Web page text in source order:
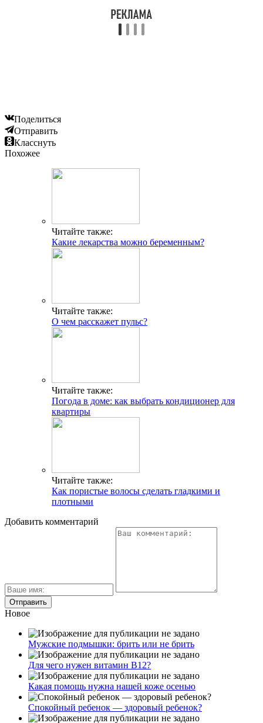
Поделиться
Отправить
Класснуть
Похожее
Читайте также:
Какие лекарства можно беременным?
Читайте также:
О чем расскажет пульс?
Читайте также:
Погода в доме: как выбрать кондиционер для
квартиры
Читайте также:
Как пористые волосы сделать гладкими и
плотными
Добавить комментарий
Новое
Мужские подмышки: брить или не брить
Для чего нужен витамин В12?
Какая помощь нужна нашей коже осенью
Спокойный ребенок — здоровый ребенок?